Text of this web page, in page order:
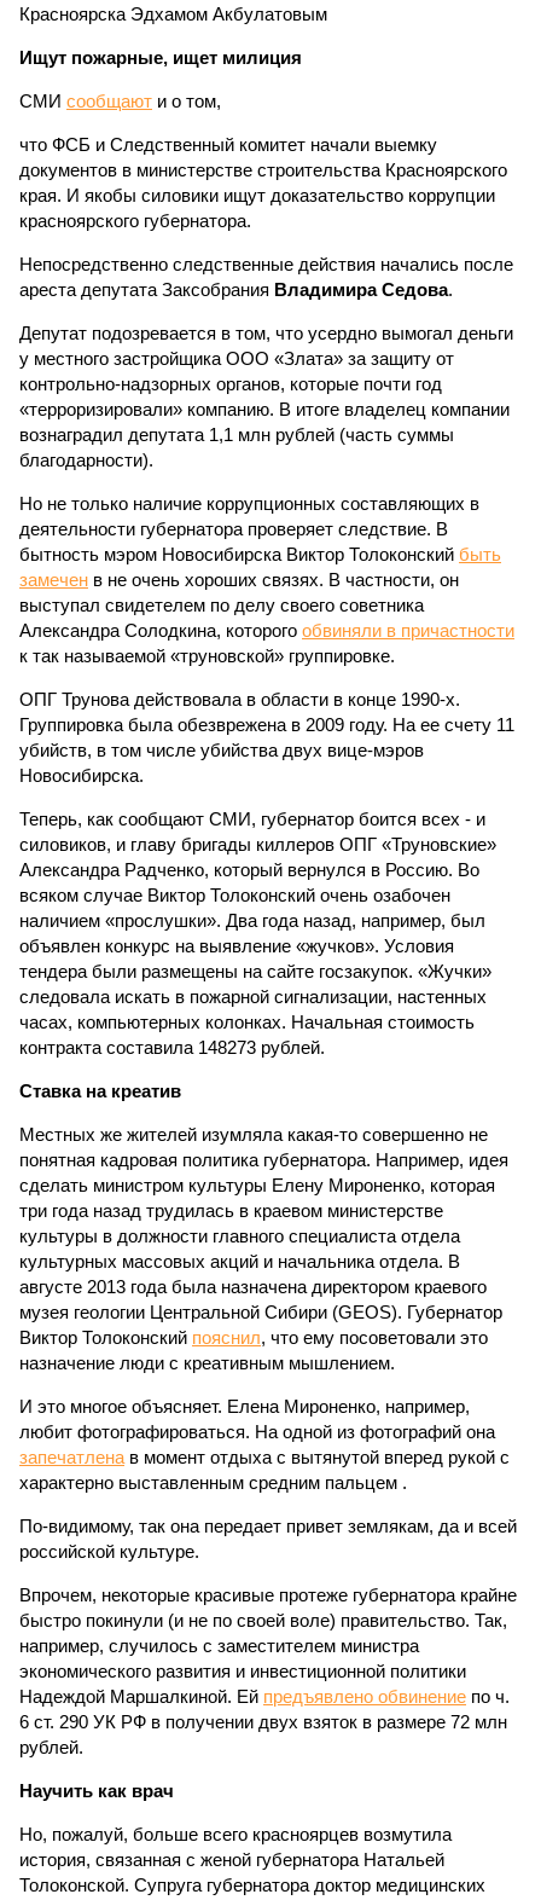
Красноярска Эдхамом Акбулатовым
Ищут пожарные, ищет милиция
СМИ сообщают и о том,
что ФСБ и Следственный комитет начали выемку
документов в министерстве строительства Красноярского
края. И якобы силовики ищут доказательство коррупции
красноярского губернатора.
Непосредственно следственные действия начались после
ареста депутата Заксобрания Владимира Седова.
Депутат подозревается в том, что усердно вымогал деньги
у местного застройщика OOO «Злата» за защиту от
контрольно-надзорных органов, которые почти год
«терроризировали» компанию. В итоге владелец компании
вознаградил депутата 1,1 млн рублей (часть суммы
благодарности).
Но не только наличие коррупционных составляющих в
деятельности губернатора проверяет следствие. В
бытность мэром Новосибирска Виктор Толоконский быть
замечен в не очень хороших связях. В частности, он
выступал свидетелем по делу своего советника
Александра Солодкина, которого обвиняли в причастности
к так называемой «труновской» группировке.
ОПГ Трунова действовала в области в конце 1990-х.
Группировка была обезврежена в 2009 году. На ее счету 11
убийств, в том числе убийства двух вице-мэров
Новосибирска.
Теперь, как сообщают СМИ, губернатор боится всех - и
силовиков, и главу бригады киллеров ОПГ «Труновские»
Александра Радченко, который вернулся в Россию. Во
всяком случае Виктор Толоконский очень озабочен
наличием «прослушки». Два года назад, например, был
объявлен конкурс на выявление «жучков». Условия
тендера были размещены на сайте госзакупок. «Жучки»
следовала искать в пожарной сигнализации, настенных
часах, компьютерных колонках. Начальная стоимость
контракта составила 148273 рублей.
Ставка на креатив
Местных же жителей изумляла какая-то совершенно не
понятная кадровая политика губернатора. Например, идея
сделать министром культуры Елену Мироненко, которая
три года назад трудилась в краевом министерстве
культуры в должности главного специалиста отдела
культурных массовых акций и начальника отдела. В
августе 2013 года была назначена директором краевого
музея геологии Центральной Сибири (GEOS). Губернатор
Виктор Толоконский пояснил, что ему посоветовали это
назначение люди с креативным мышлением.
И это многое объясняет. Елена Мироненко, например,
любит фотографироваться. На одной из фотографий она
запечатлена в момент отдыха с вытянутой вперед рукой с
характерно выставленным средним пальцем .
По-видимому, так она передает привет землякам, да и всей
российской культуре.
Впрочем, некоторые красивые протеже губернатора крайне
быстро покинули (и не по своей воле) правительство. Так,
например, случилось с заместителем министра
экономического развития и инвестиционной политики
Надеждой Маршалкиной. Ей предъявлено обвинение по ч.
6 ст. 290 УК РФ в получении двух взяток в размере 72 млн
рублей.
Научить как врач
Но, пожалуй, больше всего красноярцев возмутила
история, связанная с женой губернатора Натальей
Толоконской. Супруга губернатора доктор медицинских